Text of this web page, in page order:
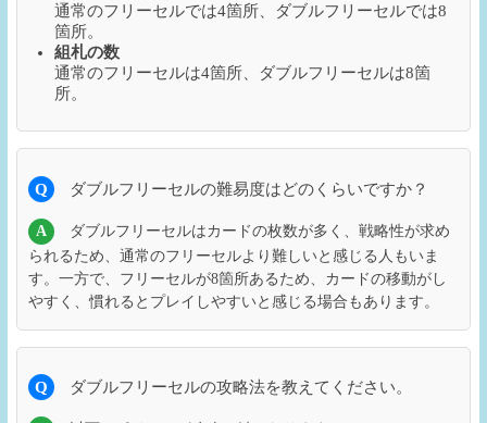
通常のフリーセルでは4箇所、ダブルフリーセルでは8
箇所。
組札の数
通常のフリーセルは4箇所、ダブルフリーセルは8箇
所。
Q ダブルフリーセルの難易度はどのくらいですか？
A
ダブルフリーセルはカードの枚数が多く、戦略性が求め
られるため、通常のフリーセルより難しいと感じる人もいま
す。一方で、フリーセルが8箇所あるため、カードの移動がし
やすく、慣れるとプレイしやすいと感じる場合もあります。
Q ダブルフリーセルの攻略法を教えてください。